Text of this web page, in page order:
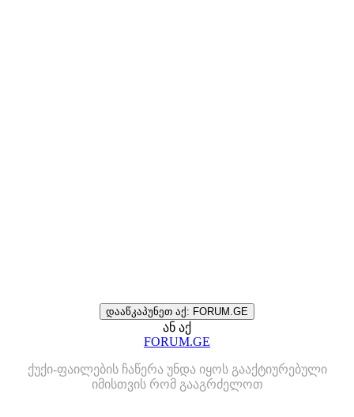
დააწკაპუნეთ აქ: FORUM.GE
ან აქ
FORUM.GE
ქუქი-ფაილების ჩაწერა უნდა იყოს გააქტიურებული
იმისთვის რომ გააგრძელოთ